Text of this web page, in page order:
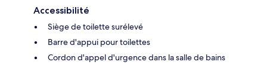
Accessibilité
Siège de toilette surélevé
Barre d'appui pour toilettes
Cordon d'appel d'urgence dans la salle de bains